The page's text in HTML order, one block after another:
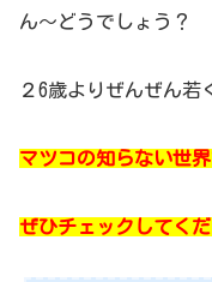
ん～どうでしょう？
２6歳よりぜんぜん若
マツコの知らない世
ぜひチェックしてくだ